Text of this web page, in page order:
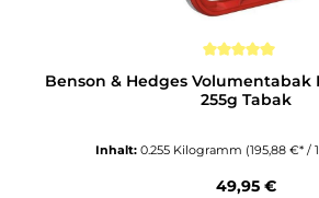
Benson & Hedges Volumentabak
255g Tabak
Inhalt: 0.255 Kilogramm (195,88 €* /
Regulärer
49,95 €